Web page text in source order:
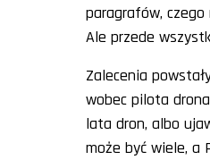
paragrafów,
Ale przede
Zalecenia
wobec pilota
lata dron, albo
może być wiele, a